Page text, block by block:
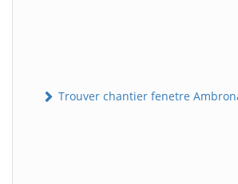
Trouver chantier fenetre